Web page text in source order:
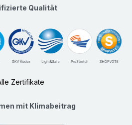
Qualität
Zertifikate
mit Klimabeitrag